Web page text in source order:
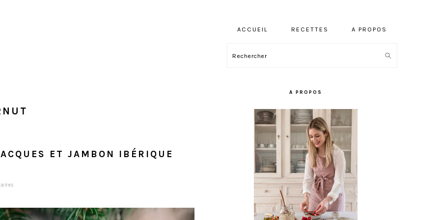
ACCUEIL RECETTES A PROPOS
Rechercher
ET JAMBON IBÉRIQUE
A PROPOS